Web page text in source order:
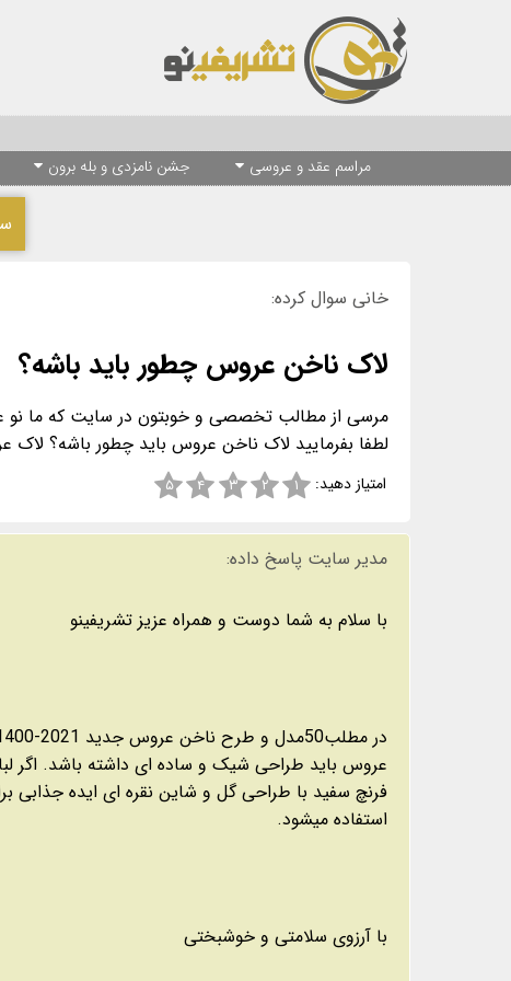
مراسم عقد و عروسی
جشن نامزدی و بله برون
خانی سوال کرده:
لاک ناخن عروس چطور باید باشه؟
لطفا بفرمایید لاک ناخن عروس باید چطور باشه؟
امتیاز دهید: ۱ ۲ ۳ ۴ ۵
مدیر سایت پاسخ داده:
با سلام به شما دوست و همراه عزیز تشریفینو
در مطلب50مدل و طرح ناخن عروس جدید 2021-1400
عروس باید طراحی شیک و ساده ای داشته باشد. اگر
فرنچ سفید با طراحی گل و شاین نقره ای ایده جذابی
استفاده میشود.
با آرزوی سلامتی و خوشبختی